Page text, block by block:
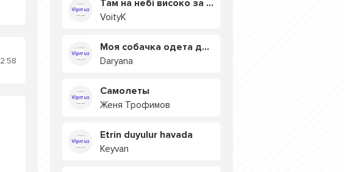
2:58
Там на небі високо за хмарами
VoityK
Моя собачка одета дороже тебя
Daryana
Самолеты
Женя Трофимов
Etrin duyulur havada
Keyvan